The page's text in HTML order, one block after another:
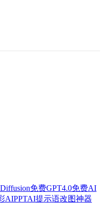
免费GPT4.0免费AI
AIPPTAI提示语改图神器